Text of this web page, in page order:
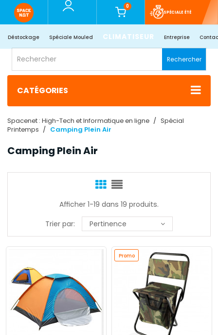
0
SPÉCIALE ÉTÉ
Déstockage Spéciale Mouled CLIMATISEUR Entreprise
Rechercher
CATÉGORIES
Spacenet : High-Tech et Informatique en ligne
Spécial
Printemps
Camping Plein Air
Camping Plein Air
Afficher 1-19 dans 19 produits.
Trier par:
Pertinence
Promo